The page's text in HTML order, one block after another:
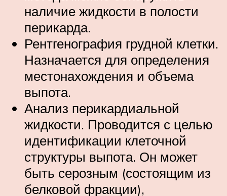
наличие жидкости в полости
перикарда.
Рентгенография грудной клетки.
Назначается для определения
местонахождения и объема
выпота.
Анализ перикардиальной
жидкости. Проводится с целью
идентификации клеточной
структуры выпота. Он может
быть серозным (состоящим из
белковой фракции),